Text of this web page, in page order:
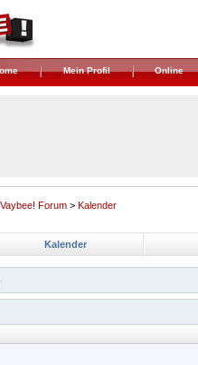
Mein Profil Online
Vaybee! Forum > Kalender
Kalender